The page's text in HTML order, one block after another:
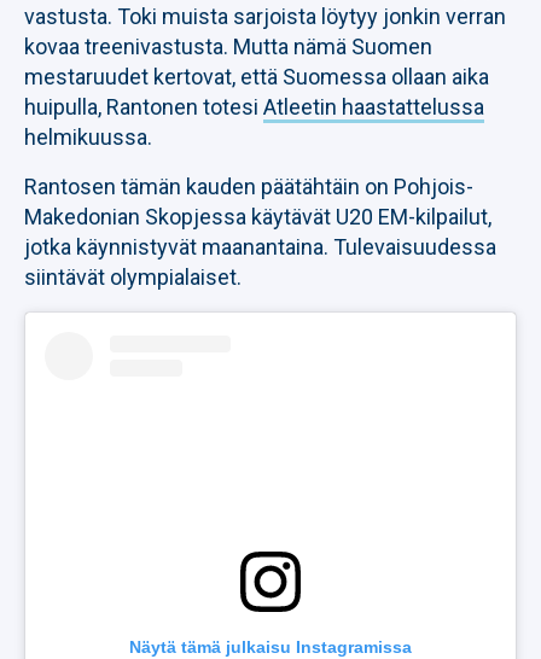
vastusta. Toki muista sarjoista löytyy jonkin verran
kovaa treenivastusta. Mutta nämä Suomen
mestaruudet kertovat, että Suomessa ollaan aika
huipulla, Rantonen totesi Atleetin haastattelussa
helmikuussa.
Rantosen tämän kauden päätähtäin on Pohjois-
Makedonian Skopjessa käytävät U20 EM-kilpailut,
jotka käynnistyvät maanantaina. Tulevaisuudessa
siintävät olympialaiset.
Näytä tämä julkaisu Instagramissa